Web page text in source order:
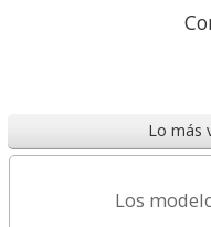
Lo más
Los